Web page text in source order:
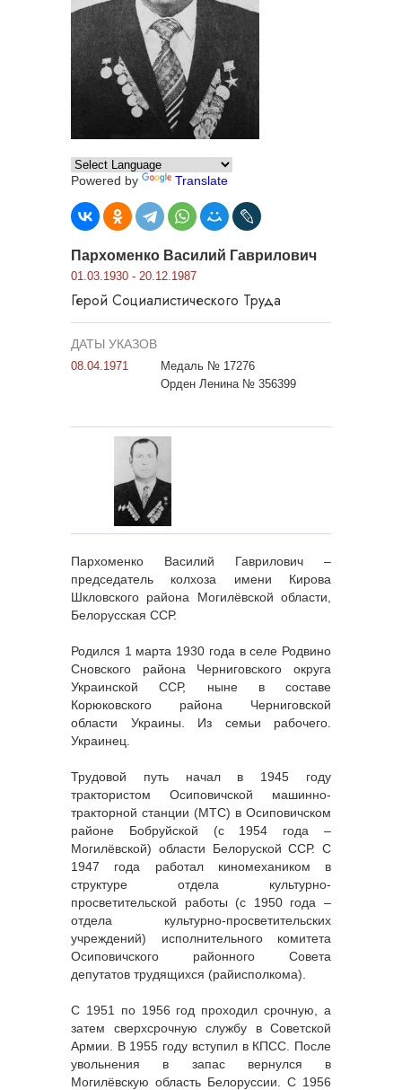
Powered by Translate
Пархоменко Василий Гаврилович
01.03.1930 - 20.12.1987
Герой Социалистического Труда
ДАТЫ УКАЗОВ
08.04.1971
Медаль № 17276
Орден Ленина № 356399
Пархоменко Василий Гаврилович –
председатель колхоза имени Кирова
Шкловского района Могилёвской области,
Белорусская ССР.
Родился 1 марта 1930 года в селе Родвино
Сновского района Черниговского округа
Украинской ССР, ныне в составе
Корюковского района Черниговской
области Украины. Из семьи рабочего.
Украинец.
Трудовой путь начал в 1945 году
трактористом Осиповичской машинно-
тракторной станции (МТС) в Осиповичском
районе Бобруйской (с 1954 года –
Могилёвской) области Белоруской ССР. С
1947 года работал киномехаником в
структуре отдела культурно-
просветительской работы (с 1950 года –
отдела культурно-просветительских
учреждений) исполнительного комитета
Осиповичского районного Совета
депутатов трудящихся (райисполкома).
С 1951 по 1956 год проходил срочную, а
затем сверхсрочную службу в Советской
Армии. В 1955 году вступил в КПСС. После
увольнения в запас вернулся в
Могилёвскую область Белоруссии. С 1956